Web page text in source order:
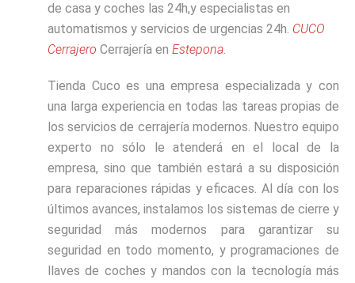
de casa y coches las 24h,y especialistas en
automatismos y servicios de urgencias 24h. CUCO
Cerrajero Cerrajería en Estepona.
Tienda Cuco es una empresa especializada y con
una larga experiencia en todas las tareas propias de
los servicios de cerrajería modernos. Nuestro equipo
experto no sólo le atenderá en el local de la
empresa, sino que también estará a su disposición
para reparaciones rápidas y eficaces. Al día con los
últimos avances, instalamos los sistemas de cierre y
seguridad más modernos para garantizar su
seguridad en todo momento, y programaciones de
llaves de coches y mandos con la tecnología más